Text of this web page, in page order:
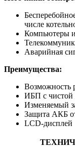
числе
Компьютеры
Аварийная
Преимущества:
Возможность
ИБП с чистой
Изменяемый
Защита АКБ
LCD-дисплей